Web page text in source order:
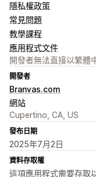
隱私權政策
常見問題
教學課程
應用程式文件
開發者無法直接以繁體
開發者
Branvas.com
網站
Cupertino, CA, US
發布日期
2025年7月2日
資料存取權
這項應用程式需要存取